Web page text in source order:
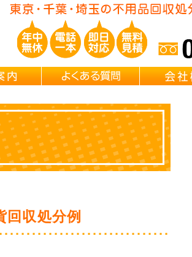
料金案内 よくある質問
回収処分例